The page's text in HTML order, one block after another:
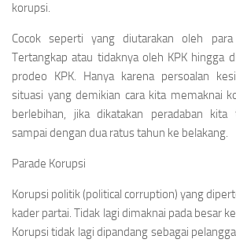
korupsi.
Cocok seperti yang diutarakan oleh
Tertangkap atau tidaknya oleh KPK hingga
prodeo KPK. Hanya karena persoalan
situasi yang demikian cara kita memaknai
berlebihan, jika dikatakan peradaban
sampai dengan dua ratus tahun ke belakang.
Parade Korupsi
Korupsi politik(political corruption) yang
kader partai. Tidak lagi dimaknai pada besar
Korupsi tidak lagi dipandang sebagai